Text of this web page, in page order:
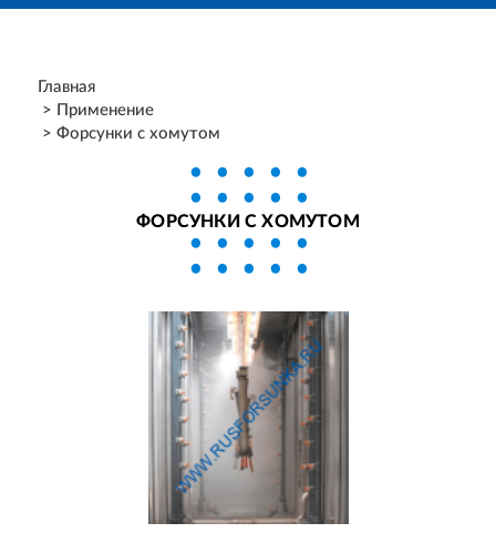
Главная
Применение
Форсунки с хомутом
ФОРСУНКИ С ХОМУТОМ